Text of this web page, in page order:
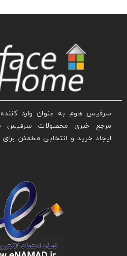
سرفیس هوم به عنوان وارد
مرجع خبری محصولات سرفیس
ایجاد خرید و انتخابی مطمئن
عنوان با فونت